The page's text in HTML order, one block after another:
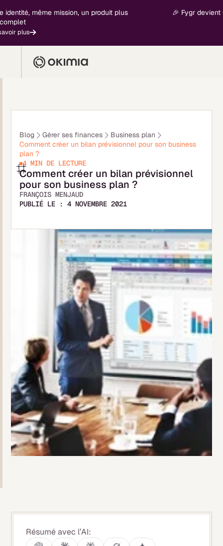
même mission, un produit plus
🎉 Fygr devient
Blog Gérer ses finances
Business plan
Comment créer un bilan prévisionnel pour son business
plan ?
4 MIN DE LECTURE
Comment créer un bilan prévisionnel
pour son business plan ?
FRANÇOIS MENJAUD
PUBLIÉ LE :4 NOVEMBRE 2021
Résumé avec l’AI: